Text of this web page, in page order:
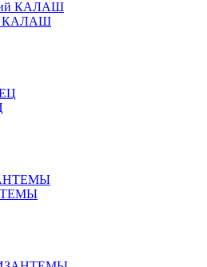
КАЛАШ